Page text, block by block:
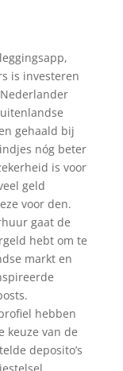
is investeren
gehaald bij
nóg beter
is voor
geld
voor den.
gaat de
hebt om te
markt en
hebben
keuze van de
deposito’s